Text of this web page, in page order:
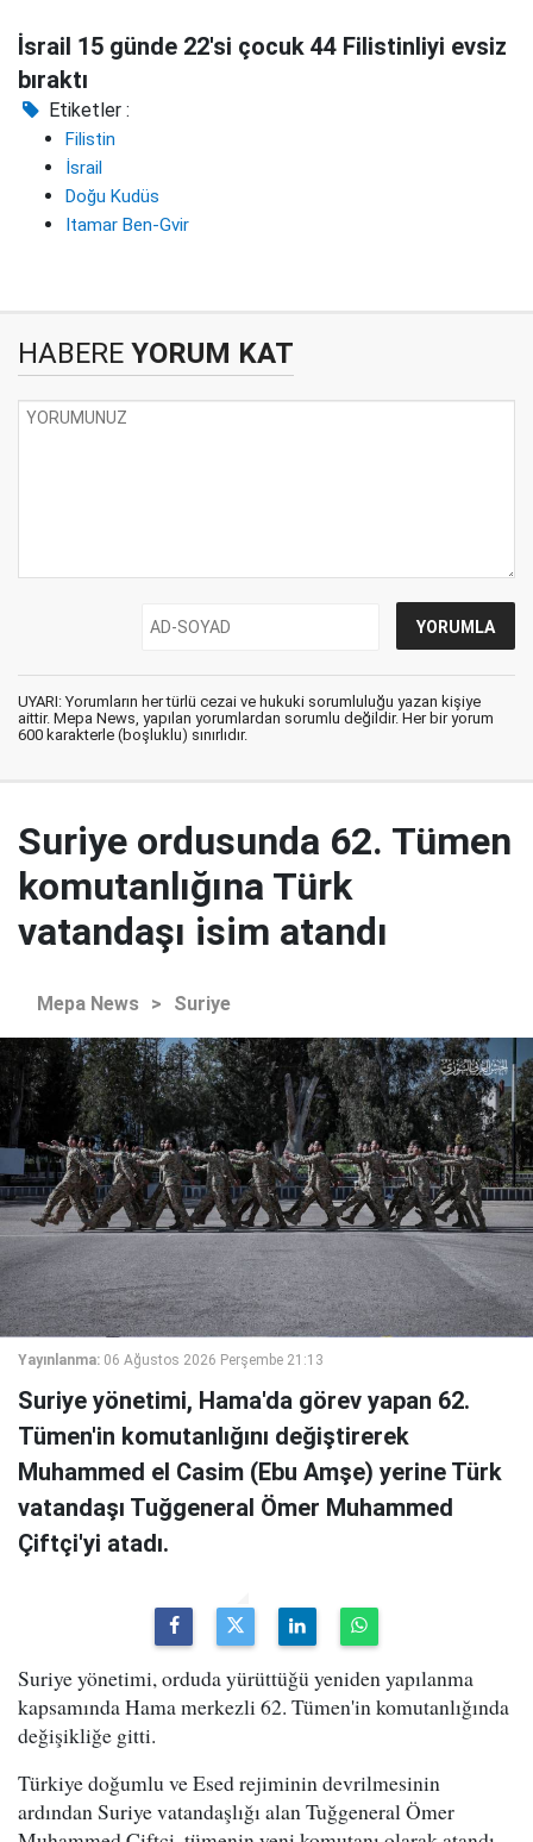
İsrail 15 günde 22'si çocuk 44 Filistinliyi evsiz
bıraktı
Etiketler :
Filistin
İsrail
Doğu Kudüs
Itamar Ben-Gvir
HABERE YORUM KAT
UYARI: Yorumların her türlü cezai ve hukuki sorumluluğu yazan kişiye
aittir. Mepa News, yapılan yorumlardan sorumlu değildir. Her bir yorum
600 karakterle (boşluklu) sınırlıdır.
Suriye ordusunda 62. Tümen
komutanlığına Türk
vatandaşı isim atandı
Mepa News > Suriye
Yayınlanma: 06 Ağustos 2026 Perşembe 21:13
Suriye yönetimi, Hama'da görev yapan 62.
Tümen'in komutanlığını değiştirerek
Muhammed el Casim (Ebu Amşe) yerine Türk
vatandaşı Tuğgeneral Ömer Muhammed
Çiftçi'yi atadı.
Suriye yönetimi, orduda yürüttüğü yeniden yapılanma
kapsamında Hama merkezli 62. Tümen'in komutanlığında
değişikliğe gitti.
Türkiye doğumlu ve Esed rejiminin devrilmesinin
ardından Suriye vatandaşlığı alan Tuğgeneral Ömer